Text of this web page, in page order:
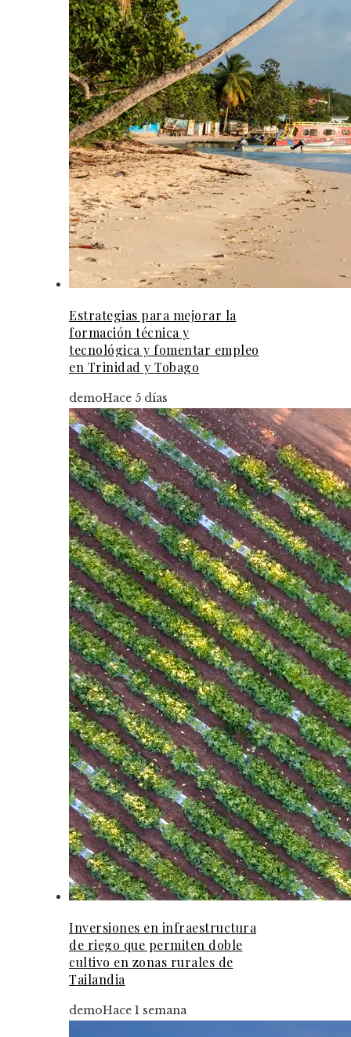
Estrategias para mejorar la
formación técnica y
tecnológica y fomentar empleo
en Trinidad y Tobago
demoHace 5 días
Inversiones en infraestructura
de riego que permiten doble
cultivo en zonas rurales de
Tailandia
demoHace 1 semana